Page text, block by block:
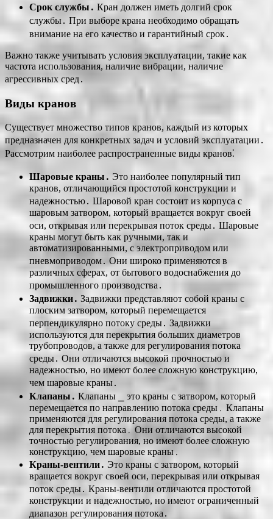
Срок службы․ Кран должен иметь долгий срок
службы․ При выборе крана необходимо обращать
внимание на его качество и гарантийный срок․
Важно также учитывать условия эксплуатации, такие как
частота использования, наличие вибрации, наличие
агрессивных сред․
Виды кранов
Существует множество типов кранов, каждый из которых
предназначен для конкретных задач и условий эксплуатации․
Рассмотрим наиболее распространенные виды кранов⁚
Шаровые краны․ Это наиболее популярный тип
кранов, отличающийся простотой конструкции и
надежностью․ Шаровой кран состоит из корпуса с
шаровым затвором, который вращается вокруг своей
оси, открывая или перекрывая поток среды․ Шаровые
краны могут быть как ручными, так и
автоматизированными, с электроприводом или
пневмоприводом․ Они широко применяются в
различных сферах, от бытового водоснабжения до
промышленного производства․
Задвижки․ Задвижки представляют собой краны с
плоским затвором, который перемещается
перпендикулярно потоку среды․ Задвижки
используются для перекрытия больших диаметров
трубопроводов, а также для регулирования потока
среды․ Они отличаются высокой прочностью и
надежностью, но имеют более сложную конструкцию,
чем шаровые краны․
Клапаны․ Клапаны ⎯ это краны с затвором, который
перемещается по направлению потока среды․ Клапаны
применяются для регулирования потока среды, а также
для перекрытия потока․ Они отличаются высокой
точностью регулирования, но имеют более сложную
конструкцию, чем шаровые краны․
Краны-вентили․ Это краны с затвором, который
вращается вокруг своей оси, перекрывая или открывая
поток среды․ Краны-вентили отличаются простотой
конструкции и надежностью, но имеют ограниченный
диапазон регулирования потока․